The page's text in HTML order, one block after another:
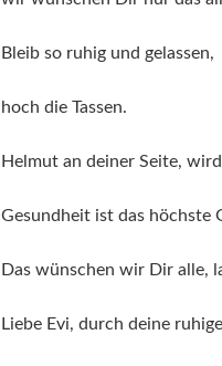
Bleib so ruhig und gelassen,
hoch die Tassen.
Helmut an deiner Seite,
Gesundheit ist das höchste
Das wünschen wir Dir alle,
Liebe Evi, durch deine